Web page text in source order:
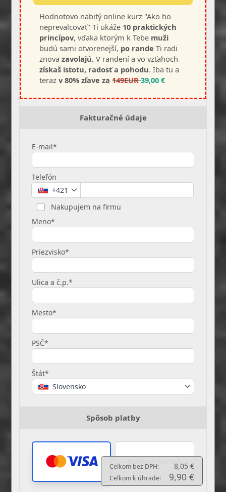
Hodnotovo nabitý online kurz "Ako ho
neprevalcovať" Ti ukáže 10 praktických
princípov, vďaka ktorým k Tebe muži
budú sami otvorenejší, po randeTi radi
znovazavolajú. V randení a vo vzťahoch
získaš istotu, radosť a pohodu. Iba tu a
terazv 80% zľave za149EUR 39,00€
Fakturačné údaje
E-mail*
Telefón
+421
Nakupujem na firmu
Meno*
Priezvisko*
Ulica a č.p.*
Mesto*
PSČ*
Štát*
Slovensko
Spôsob platby
Bankový prevod
Celkom bez DPH: 8,05 €
Celkom k úhrade: 9,90 €